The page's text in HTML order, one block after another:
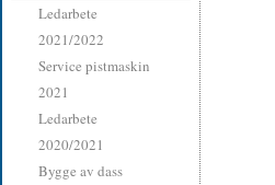
Ledarbete
2021/2022
Service pistmaskin
2021
Ledarbete
2020/2021
Bygge av dass